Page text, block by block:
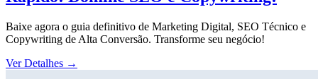
Baixe agora o guia definitivo de Marketing Digital, SEO Técnico e
Copywriting de Alta Conversão. Transforme seu negócio!
Ver Detalhes →